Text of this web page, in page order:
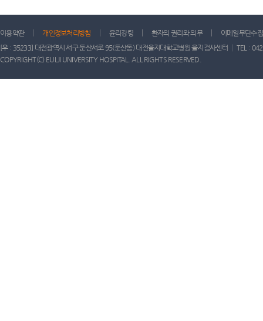
이용약관 개인정보처리방침 윤리강령 환자의 권리와 의무
이메일무단수
[우 : 35233] 대전광역시 서구 둔산서로 95(둔산동) 대전을지대학교병원 을지검사센터 │ TEL :
COPYRIGHT(C) EULJI UNIVERSITY HOSPITAL. ALL RIGHTS RESERVED.